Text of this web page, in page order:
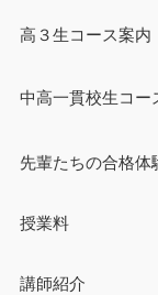
高３生コース案内
中高一貫校生コー
先輩たちの合格体
授業料
講師紹介